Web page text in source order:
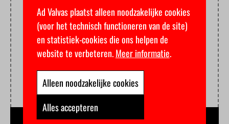
Ad Valvas plaatst alleen noodzakelijke cookies
(voor het technisch functioneren van de site)
en statistiek-cookies die ons helpen de
website te verbeteren.Meer informatie.
Alleen noodzakelijke cookies
Alles accepteren